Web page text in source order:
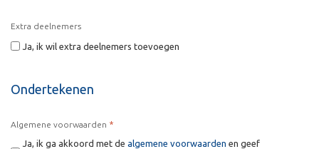
Extra deelnemers
Ja, ik wil extra deelnemers toevoegen
Ondertekenen
Algemene voorwaarden *
Ja, ik ga akkoord met de algemene voorwaarden en geef